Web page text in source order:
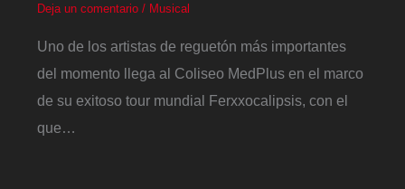
Deja un comentario / Musical
Uno de los artistas de reguetón más importantes
del momento llega al Coliseo MedPlus en el marco
de su exitoso tour mundial Ferxxocalipsis, con el
que…